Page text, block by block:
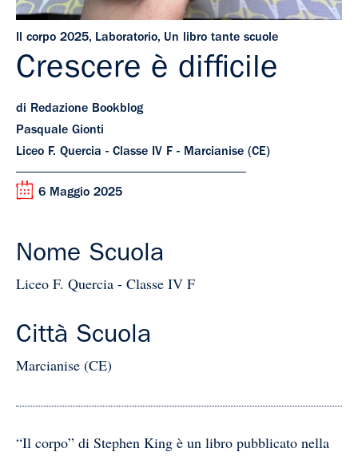
Il corpo 2025, Laboratorio, Un libro tante scuole
Crescere è difficile
di Redazione Bookblog
Pasquale Gionti
Liceo F. Quercia - Classe IV F - Marcianise (CE)
6 Maggio 2025
Nome Scuola
Liceo F. Quercia - Classe IV F
Città Scuola
Marcianise (CE)
“Il corpo” di Stephen King è un libro pubblicato nella